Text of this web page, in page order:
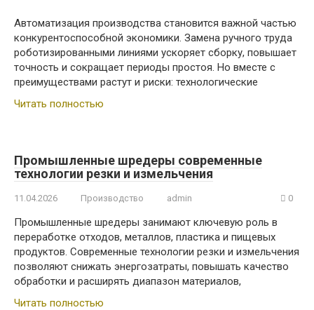
Автоматизация производства становится важной частью
конкурентоспособной экономики. Замена ручного труда
роботизированными линиями ускоряет сборку, повышает
точность и сокращает периоды простоя. Но вместе с
преимуществами растут и риски: технологические
Читать полностью
Промышленные шредеры современные
технологии резки и измельчения
11.04.2026 Производство admin 0
Промышленные шредеры занимают ключевую роль в
переработке отходов, металлов, пластика и пищевых
продуктов. Современные технологии резки и измельчения
позволяют снижать энергозатраты, повышать качество
обработки и расширять диапазон материалов,
Читать полностью